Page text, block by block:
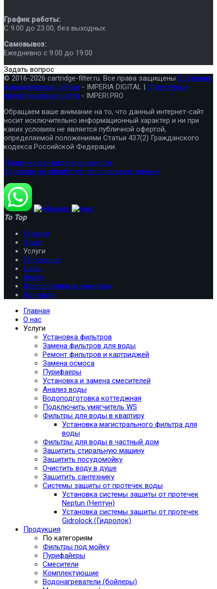
График работы:
C 9.00 до 23.00, без выходных
Самовывоз:
Ежедневно с 9.00 до 19.00
Задать вопрос
© 2016-2026 cartridge-filter.ru. Все права защищены Создание
и продвижение сайтов - IMPERIA DIGITAL | Структура и
проектирование сайта - IMPERI.PRO
Обращаем ваше внимание на то, что данный интернет-сайт
носит исключительно информационный характер и ни при
каких условиях не является публичной офертой,
определяемой положениями Статьи 437(2) Гражданского
кодекса Российской Федерации.
Политика конфиденциальности
Согласие на обработку персональных данных
To Top
Главная
О нас
Услуги
Продукция
Цены
Акции
Корпоративным клиентам
Контакты
Главная
О нас
Услуги
Установка фильтров
Замена фильтров для воды
Ремонт фильтров и картриджей
Замена осмоса
Пурифаеры
Установка и замена смесителей
Анализ воды
Водоподготовка коттеджная
Подключить умягчитель WS
Фильтры для воды в квартиру
Установка магистрального фильтра для
воды
Фильтры для воды в частный дом
Защитить стиральную машину
Защитить посудомойку
Очистить воду в душе
Защитить сантехнику
Системы защиты от протечек воды
Установка системы защиты от протечек
Neptun (Нептун)
Установка системы защиты от протечек
Gidrolock (Гидролок)
Продукция
По категориям
Фильтры под мойку
Пурифайеры
Смесители
Комплектующие
Водонагреватели (бойлеры)